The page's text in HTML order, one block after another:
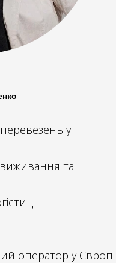
у
та
оператор у Європі